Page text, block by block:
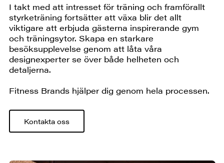
I takt med att intresset för träning och framförallt
styrketräning fortsätter att växa blir det allt
viktigare att erbjuda gästerna inspirerande gym
och träningsytor. Skapa en starkare
besöksupplevelse genom att låta våra
designexperter se över både helheten och
detaljerna.
Fitness Brands hjälper dig genom hela processen.
Kontakta oss